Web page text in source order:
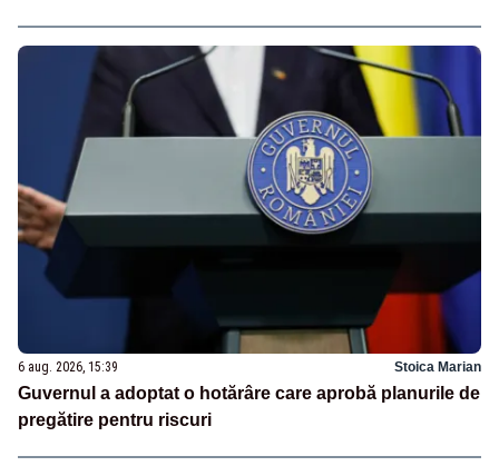
6 aug. 2026, 15:39 Stoica Marian
Guvernul a adoptat o hotărâre care aprobă planurile de
pregătire pentru riscuri